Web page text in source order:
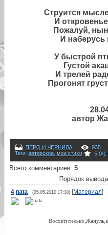
Струится
И
Пожалуй,
И
У быстрой
Густой
И трелей
Прогонят
автор
ПЕРО И ЧЕРНИЛА 935
Теги: авторское, мои стихи 5.0/1
Всего комментариев: 5
Порядок
4 nata (05.05.2010 17:38)[Материал]